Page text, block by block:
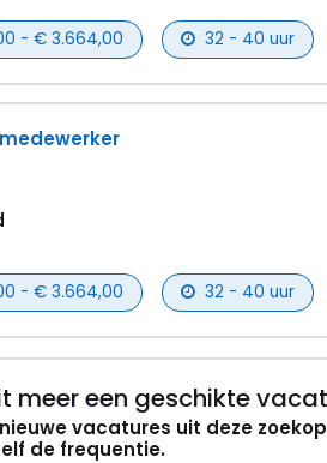
- € 3.664,00 32 - 40 uur
- € 3.664,00 32 - 40 uur
meer een geschikte
vacatures uit deze
de frequentie.